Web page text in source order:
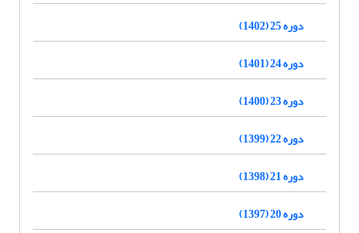
دوره 25 (1402)
دوره 24 (1401)
دوره 23 (1400)
دوره 22 (1399)
دوره 21 (1398)
دوره 20 (1397)